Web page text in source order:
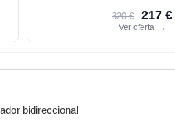
320 € 217 €
Ver oferta →
bidireccional